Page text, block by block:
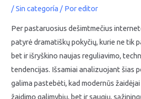
/Sin categoría / Poreditor
Per pastaruosius dešimtmečius
patyrė dramatiškų pokyčių, kurie ne tik
bet ir išryškino naujas reguliavimo,
tendencijas. Išsamiai analizuojant šias
galima pastebėti, kad modernūs
žaidimo galimybių, bet ir saugių,